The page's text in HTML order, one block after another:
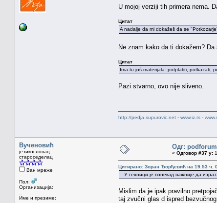
U mojoj verziji tih primera nema.
Цитат
A nadalje da mi dokažeš da se
Ne znam kako da ti dokažem?
Цитат
Ima tu još materijala: potplatiti, potkazati,
Pazi stvarno, ovo nije sliveno.
http://pedja.supurovic.net - www.iz.rs -
Вученовић
језикословац
староседелац
Ван мреже
Пол:
Организација:
Име и презиме:
Одг:
« Одговор #37 у:
Цитирано: Зоран Ђорђевић на 19.53 ч.
У техници је понекад важније да
Mislim da je ipak pravilno
taj zvučni glas d ispred bezvučnog